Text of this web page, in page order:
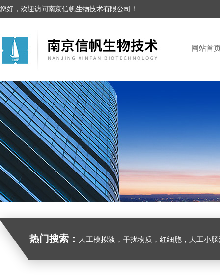
您好，欢迎访问南京信帆生物技术有限公司！
网站首
热门搜索： 人工模拟液，干扰物质，红细胞，人工小